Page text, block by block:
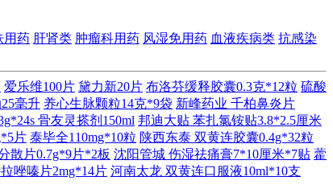
用药 肝肾类 肿瘤科用药 风湿免用药 血液疾病类 抗感染
爱乐维100片 黛力新20片 布洛芬缓释胶囊0.3克*12粒 硫酸
毫升 养心生脉颗粒14克*9袋 新峰药业 千柏鼻炎片
骨友灵搽剂150ml 邦迪大贴 苯扎氯铵贴3.8*2.5厘米
片 泰毕全110mg*10粒 陕西东泰 双黄连胶囊0.4g*32粒
散片0.7g*9片*2板 沈阳管城 伤湿祛痛膏7*10厘米*7贴 藿
唑嗪片2mg*14片 河南太龙 双黄连口服液10ml*10支